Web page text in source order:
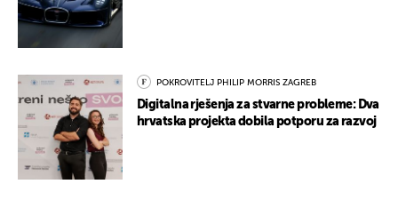
POKROVITELJ PHILIP MORRIS ZAGREB
Digitalna rješenja za stvarne probleme: Dva
hrvatska projekta dobila potporu za razvoj